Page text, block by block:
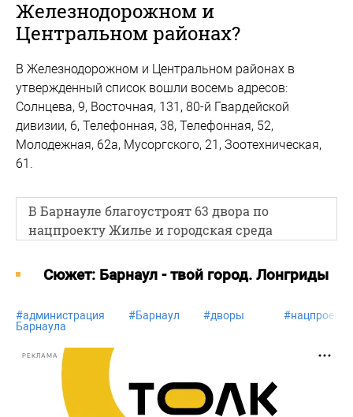
Железнодорожном и
Центральном районах?
В Железнодорожном и Центральном районах в
утвержденный список вошли восемь адресов:
Солнцева, 9, Восточная, 131, 80-й Гвардейской
дивизии, 6, Телефонная, 38, Телефонная, 52,
Молодежная, 62а, Мусоргского, 21, Зоотехническая,
61.
В Барнауле благоустроят 63 двора по
нацпроекту Жилье и городская среда
Cюжет: Барнаул - твой город. Лонгриды
#администрация
Барнаула
#Барнаул #дворы #нацпроект
РЕКЛАМА